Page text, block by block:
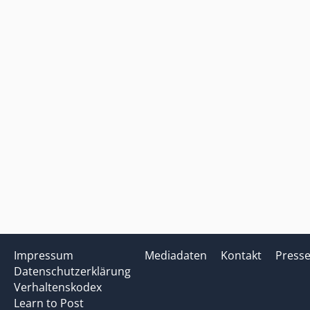
Impressum
Datenschutzerklärung
Verhaltenskodex
Learn to Post
Mediadaten Kontakt Presse